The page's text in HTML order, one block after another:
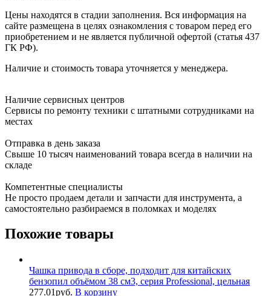
Цены находятся в стадии заполнения. Вся информация на
сайте размещена в целях ознакомления с товаром перед его
приобретением и не является публичной офертой (статья 437
ГК РФ).
Наличие и стоимость товара уточняется у менеджера.
Наличие сервисных центров
Сервисы по ремонту техники с штатными сотрудниками на
местах
Отправка в день заказа
Свыше 10 тысяч наименований товара всегда в наличии на
складе
Компетентные специалисты
Не просто продаем детали и запчасти для инструмента, а
самостоятельно разбираемся в поломках и моделях
Похожие товары
Чашка привода в сборе, подходит для китайских
бензопил объёмом 38 см3, серия Professional, цельная
277.01руб. В корзину